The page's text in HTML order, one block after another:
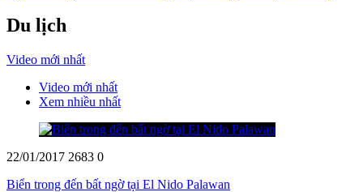
Du lịch
Video mới nhất
Video mới nhất
Xem nhiều nhất
22/01/2017 2683 0
Biển trong đến bất ngờ tại El Nido Palawan